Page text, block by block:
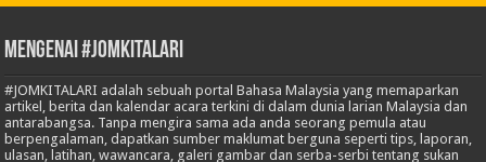
Mengenai #JOMKITALARI
#JOMKITALARI adalah sebuah portal Bahasa Malaysia yang memaparkan
artikel, berita dan kalendar acara terkini di dalam dunia larian Malaysia dan
antarabangsa. Tanpa mengira sama ada anda seorang pemula atau
berpengalaman, dapatkan sumber maklumat berguna seperti tips, laporan,
ulasan, latihan, wawancara, galeri gambar dan serba-serbi tentang sukan